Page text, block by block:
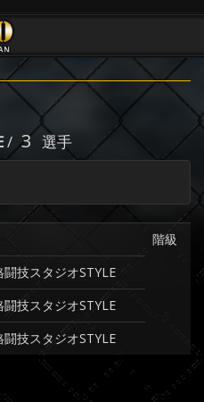
/ 3 選手
階級
闘技スタジオSTYLE
闘技スタジオSTYLE
闘技スタジオSTYLE